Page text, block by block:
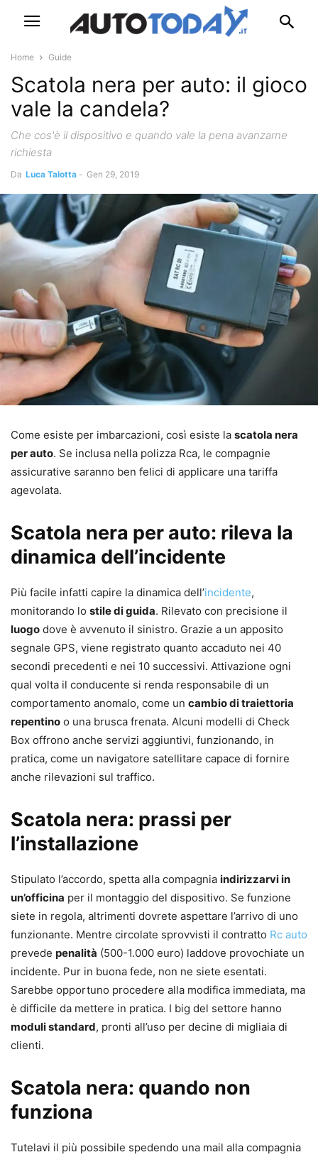
Home Guide
Scatola nera per auto: il gioco
vale la candela?
Che cos'è il dispositivo e quando vale la pena avanzarne
richiesta
Da Luca Talotta - Gen 29, 2019
Come esiste per imbarcazioni, così esiste la scatola nera
per auto. Se inclusa nella polizza Rca, le compagnie
assicurative saranno ben felici di applicare una tariffa
agevolata.
Scatola nera per auto: rileva la
dinamica dell’incidente
Più facile infatti capire la dinamica dell’incidente,
monitorando lo stile di guida. Rilevato con precisione il
luogo dove è avvenuto il sinistro. Grazie a un apposito
segnale GPS, viene registrato quanto accaduto nei 40
secondi precedenti e nei 10 successivi. Attivazione ogni
qual volta il conducente si renda responsabile di un
comportamento anomalo, come un cambio di traiettoria
repentino o una brusca frenata. Alcuni modelli di Check
Box offrono anche servizi aggiuntivi, funzionando, in
pratica, come un navigatore satellitare capace di fornire
anche rilevazioni sul traffico.
Scatola nera: prassi per
l’installazione
Stipulato l’accordo, spetta alla compagnia indirizzarvi in
un’officina per il montaggio del dispositivo. Se funzione
siete in regola, altrimenti dovrete aspettare l’arrivo di uno
funzionante. Mentre circolate sprovvisti il contratto Rc auto
prevede penalità (500-1.000 euro) laddove provochiate un
incidente. Pur in buona fede, non ne siete esentati.
Sarebbe opportuno procedere alla modifica immediata, ma
è difficile da mettere in pratica. I big del settore hanno
moduli standard, pronti all’uso per decine di migliaia di
clienti.
Scatola nera: quando non
funziona
Tutelavi il più possibile spedendo una mail alla compagnia